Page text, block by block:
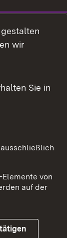
wir
Sie in
von
auf der